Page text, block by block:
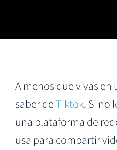
A menos que vivas en
saber deTiktok. Si no
una plataforma de
usa para compartir